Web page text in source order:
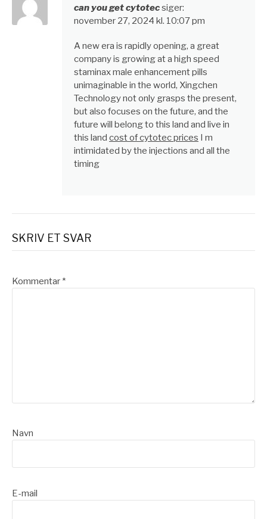
can you get cytotecsiger:
november 27, 2024 kl. 10:07 pm
A new era is rapidly opening, a great
company is growing at a high speed
staminax male enhancement pills
unimaginable in the world, Xingchen
Technology not only grasps the present,
but also focuses on the future, and the
future will belong to this land and live in
this land cost of cytotec prices I m
intimidated by the injections and all the
timing
SKRIV ET SVAR
Kommentar *
Navn
E-mail